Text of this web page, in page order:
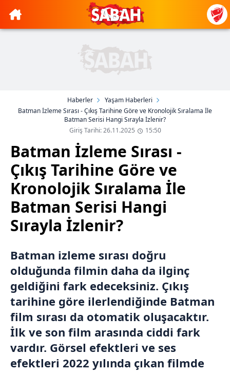
Haberler
Yaşam Haberleri
Batman İzleme Sırası - Çıkış Tarihine Göre ve Kronolojik Sıralama İle
Batman Serisi Hangi Sırayla İzlenir?
Giriş Tarihi: 26.11.2025
15:50
Batman İzleme Sırası -
Çıkış Tarihine Göre ve
Kronolojik Sıralama İle
Batman Serisi Hangi
Sırayla İzlenir?
Batman izleme sırası doğru
olduğunda filmin daha da ilginç
geldiğini fark edeceksiniz. Çıkış
tarihine göre ilerlendiğinde Batman
film sırası da otomatik oluşacaktır.
İlk ve son film arasında ciddi fark
vardır. Görsel efektleri ve ses
efektleri 2022 yılında çıkan filmde